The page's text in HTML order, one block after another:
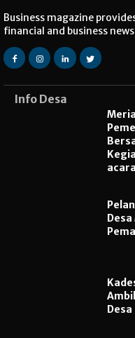
Business magazine
financial and business
Info Desa